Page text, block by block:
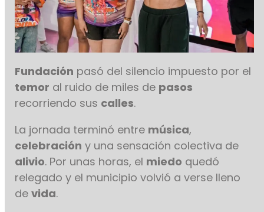
Fundación pasó del silencio impuesto por el
temor al ruido de miles de pasos
recorriendo sus calles.
La jornada terminó entre música,
celebración y una sensación colectiva de
alivio. Por unas horas, el miedo quedó
relegado y el municipio volvió a verse lleno
devida.